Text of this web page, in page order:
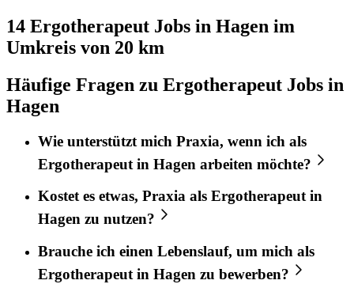
14 Ergotherapeut Jobs in Hagen im
Umkreis von 20 km
Häufige Fragen zu Ergotherapeut Jobs in
Hagen
Wie unterstützt mich Praxia, wenn ich als
Ergotherapeut in Hagen arbeiten möchte?
Kostet es etwas, Praxia als Ergotherapeutin
Hagen zu nutzen?
Brauche ich einen Lebenslauf, um mich als
Ergotherapeut in Hagen zu bewerben?